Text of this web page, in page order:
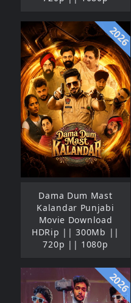
2026
Dama Dum Mast
Kalandar Punjabi
Movie Download
HDRip || 300Mb ||
720p || 1080p
2026